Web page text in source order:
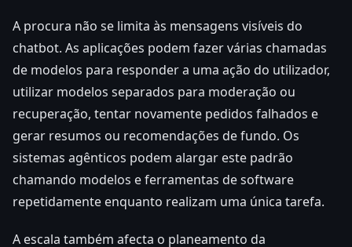
A procura não se limita às mensagens visíveis do
chatbot. As aplicações podem fazer várias chamadas
de modelos para responder a uma ação do utilizador,
utilizar modelos separados para moderação ou
recuperação, tentar novamente pedidos falhados e
gerar resumos ou recomendações de fundo. Os
sistemas agênticos podem alargar este padrão
chamando modelos e ferramentas de software
repetidamente enquanto realizam uma única tarefa.
A escala também afecta o planeamento da